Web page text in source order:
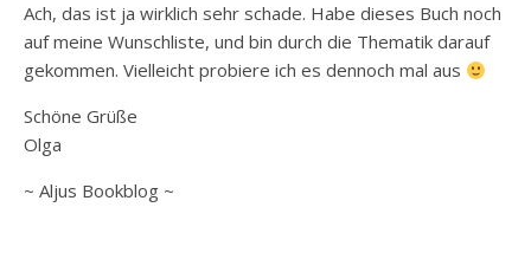
Ach, das ist ja wirklich sehr schade. Habe dieses Buch noch
auf meine Wunschliste, und bin durch die Thematik darauf
gekommen. Vielleicht probiere ich es dennoch mal aus
Schöne Grüße
Olga
~ Aljus Bookblog ~